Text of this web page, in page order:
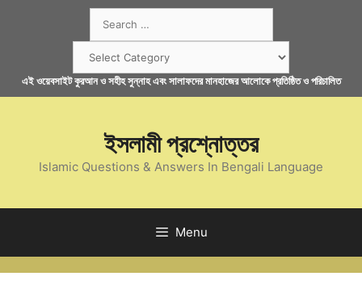
for:
এই ওয়েবসাইট কুরআন ও সহীহ সুন্নাহ এবং সালাফদের মানহাজের আলোকে প্রতিষ্ঠিত ও পরিচালিত
ইসলামী প্রশ্নোত্তর
Islamic Questions & Answers In Bengali Language
Menu